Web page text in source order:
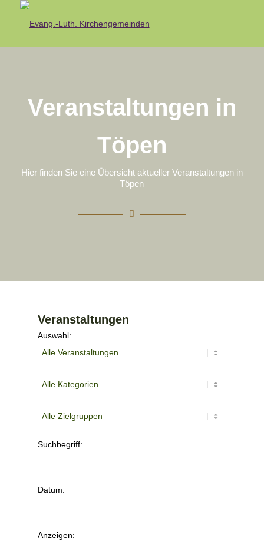
Veranstaltungen in
Töpen
Hier finden Sie eine Übersicht aktueller Veranstaltungen in
Töpen
Veranstaltungen
Auswahl:
Suchbegriff:
Datum:
Anzeigen: